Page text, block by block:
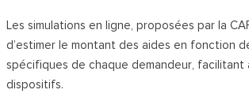
Les simulations en ligne, proposées par la
d’estimer le montant des aides en fonction
spécifiques de chaque demandeur, facilitant
dispositifs.